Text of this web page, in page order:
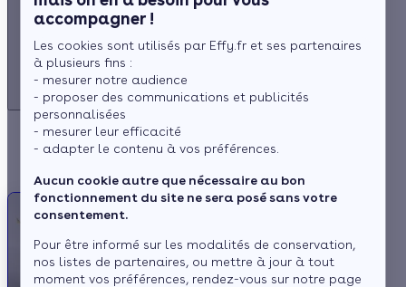
accompagner !
Les cookies sont utilisés par Effy.fr et ses partenaires
à plusieurs fins :
- mesurer notre audience
- proposer des communications et publicités
personnalisées
- mesurer leur efficacité
- adapter le contenu à vos préférences.
Aucun cookie autre que nécessaire au bon
fonctionnement du site ne sera posé sans votre
consentement.
Pour être informé sur les modalités de conservation,
nos listes de partenaires, ou mettre à jour à tout
moment vos préférences, rendez-vous sur notre page
Appelez-nous !
du lundi au vendredi - 8h à 19h
3456
Service gratuit
+ prix appel
Poêle à granulés